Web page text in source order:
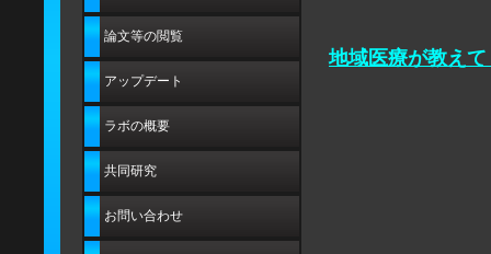
地域医療が教え
論文等の閲覧
アップデート
ラボの概要
共同研究
お問い合わせ